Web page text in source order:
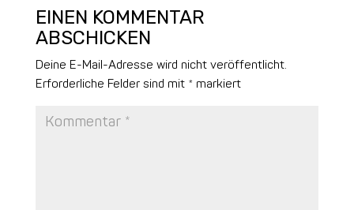
EINEN KOMMENTAR
ABSCHICKEN
Deine E-Mail-Adresse wird nicht veröffentlicht.
Erforderliche Felder sind mit *markiert